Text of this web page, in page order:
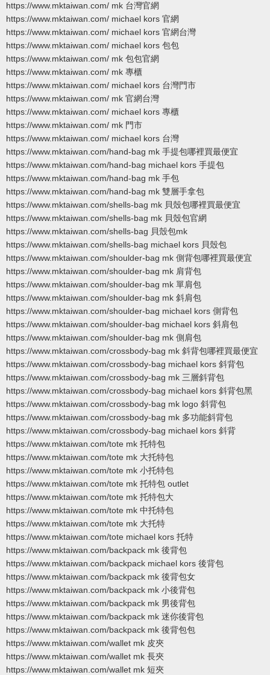
https://www.mktaiwan.com/ mk 台灣官網
https://www.mktaiwan.com/ michael kors 官網
https://www.mktaiwan.com/ michael kors 官網台灣
https://www.mktaiwan.com/ michael kors 包包
https://www.mktaiwan.com/ mk 包包官網
https://www.mktaiwan.com/ mk 專櫃
https://www.mktaiwan.com/ michael kors 台灣門市
https://www.mktaiwan.com/ mk 官網台灣
https://www.mktaiwan.com/ michael kors 專櫃
https://www.mktaiwan.com/ mk 門市
https://www.mktaiwan.com/ michael kors 台灣
https://www.mktaiwan.com/hand-bag mk 手提包哪裡買最便宜
https://www.mktaiwan.com/hand-bag michael kors 手提包
https://www.mktaiwan.com/hand-bag mk 手包
https://www.mktaiwan.com/hand-bag mk 雙層手拿包
https://www.mktaiwan.com/shells-bag mk 貝殼包哪裡買最便宜
https://www.mktaiwan.com/shells-bag mk 貝殼包官網
https://www.mktaiwan.com/shells-bag 貝殼包mk
https://www.mktaiwan.com/shells-bag michael kors 貝殼包
https://www.mktaiwan.com/shoulder-bag mk 側背包哪裡買最便宜
https://www.mktaiwan.com/shoulder-bag mk 肩背包
https://www.mktaiwan.com/shoulder-bag mk 單肩包
https://www.mktaiwan.com/shoulder-bag mk 斜肩包
https://www.mktaiwan.com/shoulder-bag michael kors 側背包
https://www.mktaiwan.com/shoulder-bag michael kors 斜肩包
https://www.mktaiwan.com/shoulder-bag mk 側肩包
https://www.mktaiwan.com/crossbody-bag mk 斜背包哪裡買最便宜
https://www.mktaiwan.com/crossbody-bag michael kors 斜背包
https://www.mktaiwan.com/crossbody-bag mk 三層斜背包
https://www.mktaiwan.com/crossbody-bag michael kors 斜背包黑
https://www.mktaiwan.com/crossbody-bag mk logo 斜背包
https://www.mktaiwan.com/crossbody-bag mk 多功能斜背包
https://www.mktaiwan.com/crossbody-bag michael kors 斜背
https://www.mktaiwan.com/tote mk 托特包
https://www.mktaiwan.com/tote mk 大托特包
https://www.mktaiwan.com/tote mk 小托特包
https://www.mktaiwan.com/tote mk 托特包 outlet
https://www.mktaiwan.com/tote mk 托特包大
https://www.mktaiwan.com/tote mk 中托特包
https://www.mktaiwan.com/tote mk 大托特
https://www.mktaiwan.com/tote michael kors 托特
https://www.mktaiwan.com/backpack mk 後背包
https://www.mktaiwan.com/backpack michael kors 後背包
https://www.mktaiwan.com/backpack mk 後背包女
https://www.mktaiwan.com/backpack mk 小後背包
https://www.mktaiwan.com/backpack mk 男後背包
https://www.mktaiwan.com/backpack mk 迷你後背包
https://www.mktaiwan.com/backpack mk 後背包包
https://www.mktaiwan.com/wallet mk 皮夾
https://www.mktaiwan.com/wallet mk 長夾
https://www.mktaiwan.com/wallet mk 短夾